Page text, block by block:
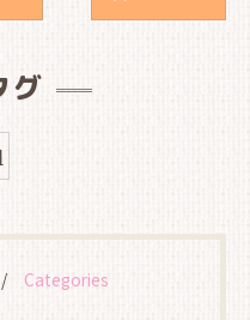
グ
Categories